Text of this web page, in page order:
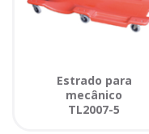
Estrado para
mecânico
TL2007-5